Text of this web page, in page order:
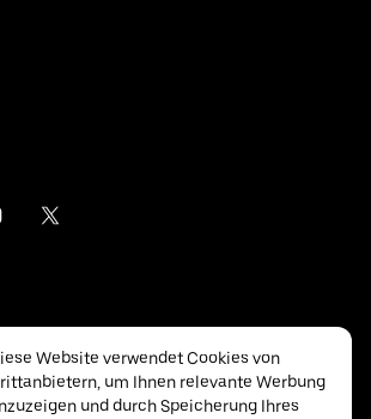
Website verwendet Cookies von
um Ihnen relevante Werbung
und durch Speicherung Ihres